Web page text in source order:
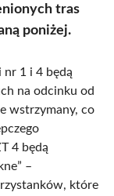
tras
poniżej.
1 i 4 będą
na odcinku od
wstrzymany, co
4 będą
–
które